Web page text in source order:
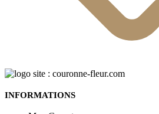
INFORMATIONS